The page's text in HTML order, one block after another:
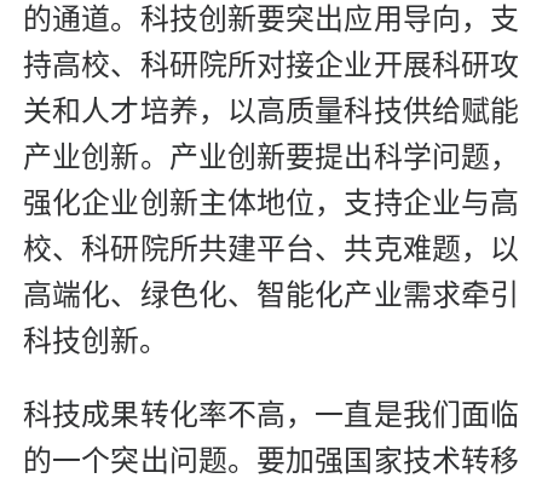
的通道。科技创新要突出应用导向，支
持高校、科研院所对接企业开展科研攻
关和人才培养，以高质量科技供给赋能
产业创新。产业创新要提出科学问题，
强化企业创新主体地位，支持企业与高
校、科研院所共建平台、共克难题，以
高端化、绿色化、智能化产业需求牵引
科技创新。
科技成果转化率不高，一直是我们面临
的一个突出问题。要加强国家技术转移